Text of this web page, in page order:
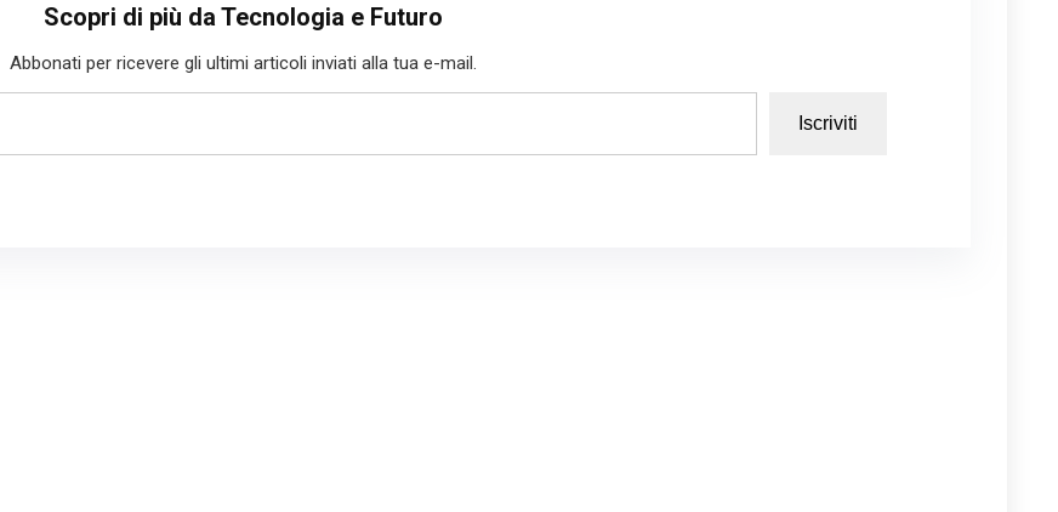
Scopri di più da Tecnologia e Futuro
Abbonati per ricevere gli ultimi articoli inviati alla tua e-mail.
Iscriviti